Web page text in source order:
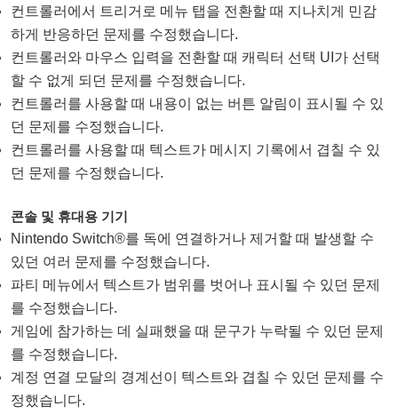
컨트롤러에서 트리거로 메뉴 탭을 전환할 때 지나치게 민감
하게 반응하던 문제를 수정했습니다.
컨트롤러와 마우스 입력을 전환할 때 캐릭터 선택 UI가 선택
할 수 없게 되던 문제를 수정했습니다.
컨트롤러를 사용할 때 내용이 없는 버튼 알림이 표시될 수 있
던 문제를 수정했습니다.
컨트롤러를 사용할 때 텍스트가 메시지 기록에서 겹칠 수 있
던 문제를 수정했습니다.
콘솔 및 휴대용 기기
Nintendo Switch®를 독에 연결하거나 제거할 때 발생할 수
있던 여러 문제를 수정했습니다.
파티 메뉴에서 텍스트가 범위를 벗어나 표시될 수 있던 문제
를 수정했습니다.
게임에 참가하는 데 실패했을 때 문구가 누락될 수 있던 문제
를 수정했습니다.
계정 연결 모달의 경계선이 텍스트와 겹칠 수 있던 문제를 수
정했습니다.